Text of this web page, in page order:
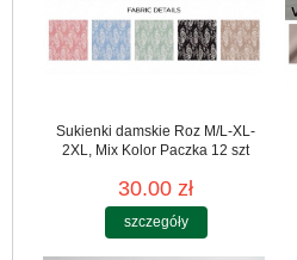
Sukienki damskie Roz M/L-XL-
2XL, Mix Kolor Paczka 12 szt
30.00 zł
szczegóły